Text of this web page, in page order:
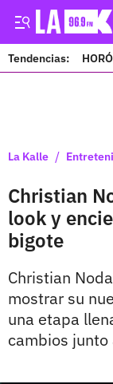
Tendencias:
La Kalle /
Christian
look y
bigote
Christian
mostrar su
una etapa
cambios junto